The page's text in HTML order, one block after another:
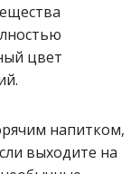
цвет
напитком,
выходите на